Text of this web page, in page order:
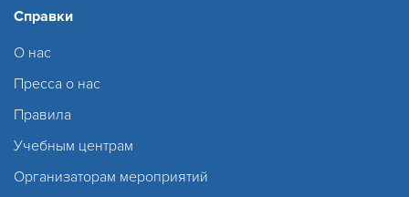
Справки
О нас
Пресса о нас
Правила
Учебным центрам
Организаторам мероприятий